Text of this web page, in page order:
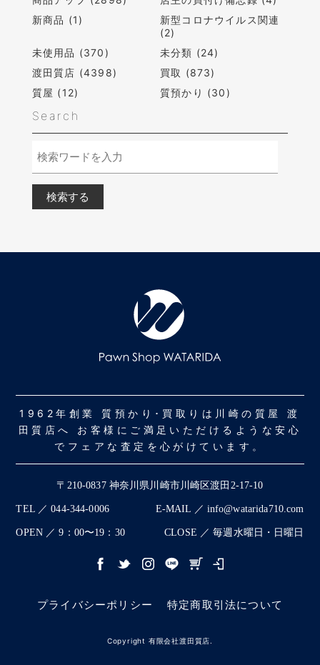
新商品 (1)
新型コロナウイルス関連
(2)
未使用品 (370)
未分類 (24)
渡田質店 (4398)
買取 (873)
質屋 (12)
質預かり (30)
Search
1962年創業 質預かり･買取りは川崎の質屋 渡
田質店へ お客様にご満足いただけるような安心
でフェアな査定を心がけています。
〒210-0837 神奈川県川崎市川崎区渡田2-17-10
TEL ／ 044-344-0006 E-MAIL ／ info@watarida710.com
OPEN ／ 9：00〜19：30 CLOSE ／ 毎週水曜日・日曜日
プライバシーポリシー 特定商取引法について
Copyright 有限会社渡田質店.